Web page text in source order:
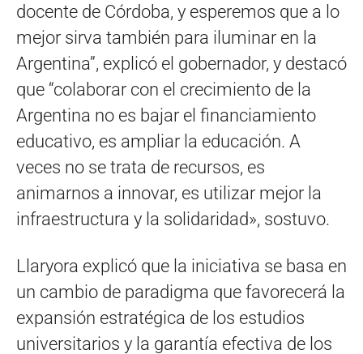
docente de Córdoba, y esperemos que a lo
mejor sirva también para iluminar en la
Argentina”, explicó el gobernador, y destacó
que “colaborar con el crecimiento de la
Argentina no es bajar el financiamiento
educativo, es ampliar la educación. A
veces no se trata de recursos, es
animarnos a innovar, es utilizar mejor la
infraestructura y la solidaridad», sostuvo.
Llaryora explicó que la iniciativa se basa en
un cambio de paradigma que favorecerá la
expansión estratégica de los estudios
universitarios y la garantía efectiva de los